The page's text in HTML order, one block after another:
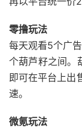
零撸玩法
每天观看5个广
个葫芦籽之间。
即可在平台上出
速。
微氪玩法